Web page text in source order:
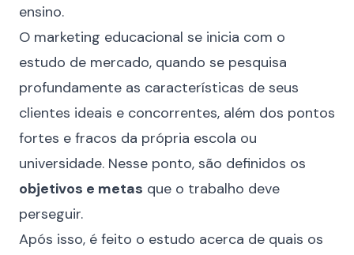
ensino.
O marketing educacional se inicia com o
estudo de mercado, quando se pesquisa
profundamente as características de seus
clientes ideais e concorrentes, além dos pontos
fortes e fracos da própria escola ou
universidade. Nesse ponto, são definidos os
objetivos e metas que o trabalho deve
perseguir.
Após isso, é feito o estudo acerca de quais os